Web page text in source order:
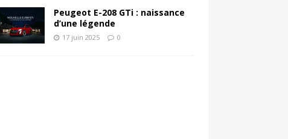
Peugeot E-208 GTi : naissance
d’une légende
17 juin 2025 0